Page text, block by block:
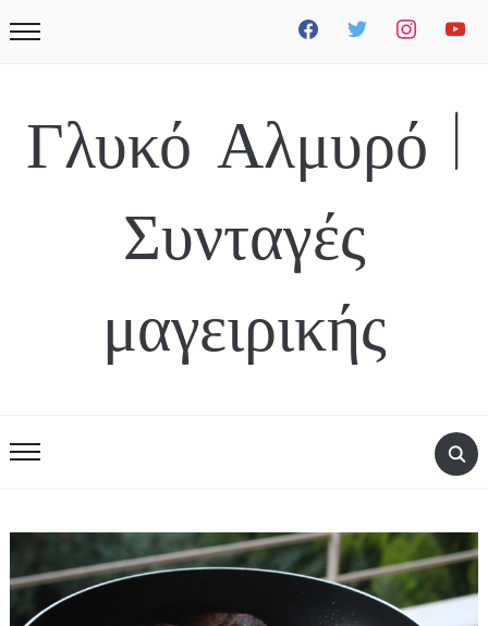
facebook twitter instagramyoutube
Γλυκό Αλμυρό |
Συνταγές
μαγειρικής